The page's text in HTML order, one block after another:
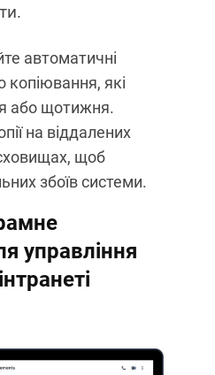
автоматичні
копіювання, які
або щотижня.
на віддалених
щоб
збоїв системи.
управління